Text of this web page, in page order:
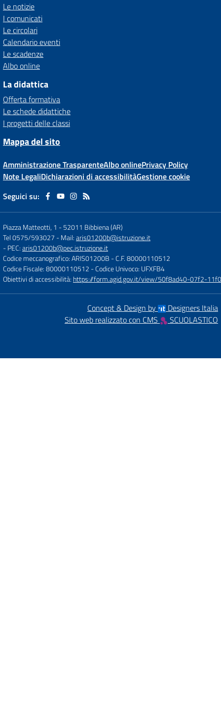
Le notizie
I comunicati
Le circolari
Calendario eventi
Le scadenze
Albo online
La didattica
Offerta formativa
Le schede didattiche
I progetti delle classi
Mappa del sito
Amministrazione TrasparenteAlbo onlinePrivacy Policy
Note LegaliDichiarazioni di accessibilitàGestione cookie
Seguici su:
Piazza Matteotti, 1 -52011 Bibbiena (AR)
Tel 0575/593027 - Mail:aris01200b@istruzione.it
- PEC:aris01200b@pec.istruzione.it
Codice meccanografico: ARIS01200B - C.F. 80000110512
Codice Fiscale: 80000110512 - Codice Univoco: UFXFB4
Obiettivi di accessibilità: https://form.agid.gov.it/view/50f8ad40-07f2-
Concept & Design by
Designers Italia
Sito web realizzato con CMS
SCUOLASTICO